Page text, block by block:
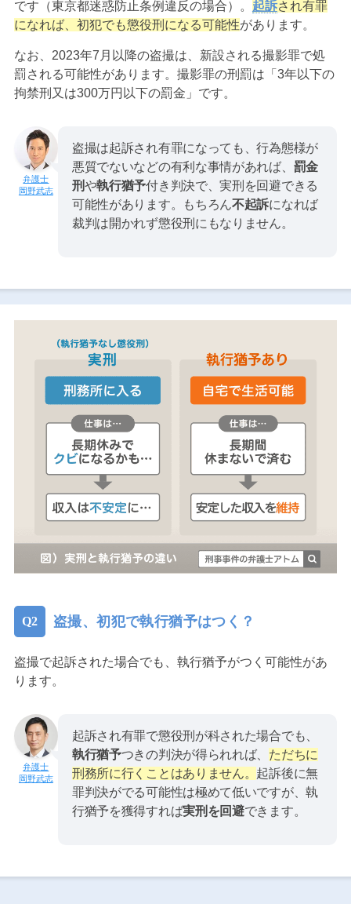
です（東京都迷惑防止条例違反の場合）。 起訴され有罪
になれば、初犯でも懲役刑になる可能性があります。
なお、2023年7月以降の盗撮は、新設される撮影罪で処
罰される可能性があります。撮影罪の刑罰は「3年以下の
拘禁刑又は300万円以下の罰金」です。
岡野武志
盗撮は起訴され有罪になっても、行為態様が
悪質でないなどの有利な事情があれば、 罰金
刑や執行猶予付き判決で、実刑を回避できる
可能性があります。もちろん不起訴になれば
裁判は開かれず懲役刑にもなりません。
盗撮、初犯で執行猶予はつく？
盗撮で起訴された場合でも、執行猶予がつく可能性があ
ります。
岡野武志
起訴され有罪で懲役刑が科された場合でも、
執行猶予つきの判決が得られれば、 ただちに
刑務所に行くことはありません。 起訴後に無
罪判決がでる可能性は極めて低いですが、執
行猶予を獲得すれば実刑を回避できます。